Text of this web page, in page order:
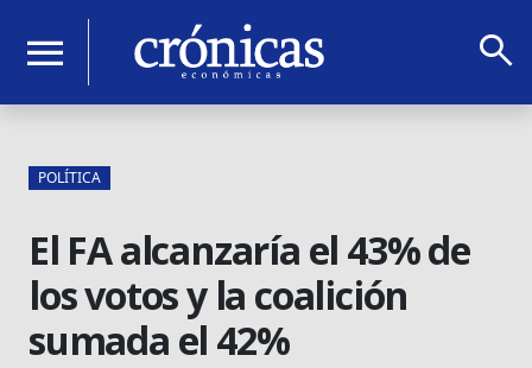
menu search
POLÍTICA
El FA alcanzaría el 43% de
los votos y la coalición
sumada el 42%